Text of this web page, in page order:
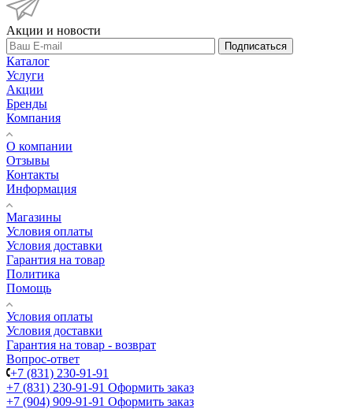
Акции и новости
Подписаться
Каталог
Услуги
Акции
Бренды
Компания
О компании
Отзывы
Контакты
Информация
Магазины
Условия оплаты
Условия доставки
Гарантия на товар
Политика
Помощь
Условия оплаты
Условия доставки
Гарантия на товар - возврат
Вопрос-ответ
+7 (831) 230-91-91
+7 (831) 230-91-91 Оформить заказ
+7 (904) 909-91-91 Оформить заказ